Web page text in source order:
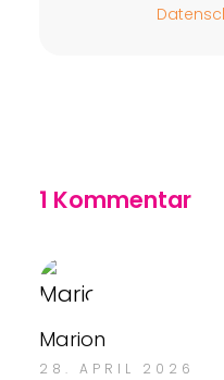
1 Kommentar
Marion
28. APRIL 2026